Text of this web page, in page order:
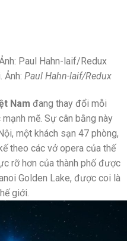
Ảnh: Paul Hahn-laif/Redux
Nam đang thay đổi mỗi
mẽ. Sự cân bằng này
một khách sạn 47 phòng,
theo các vở opera của thế
rỡ hơn của thành phố được
Golden Lake, được coi là
giới.